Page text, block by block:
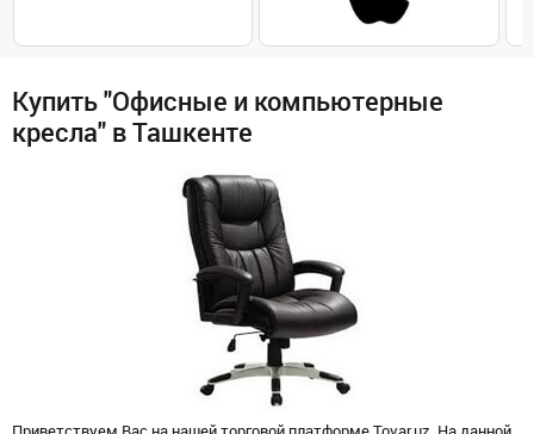
Купить "Офисные и компьютерные
кресла" в Ташкенте